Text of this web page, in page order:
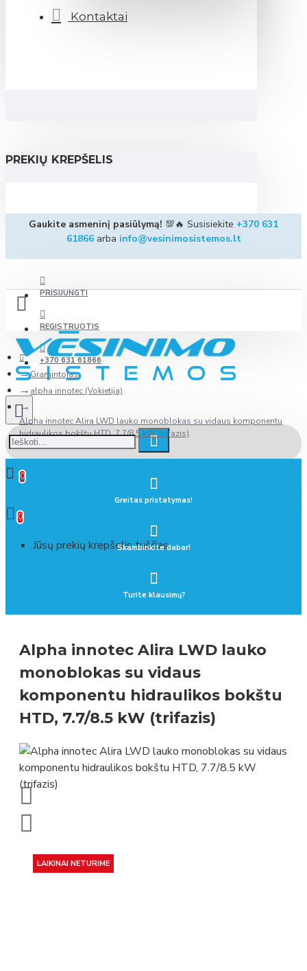
Kontaktai
PREKIŲ KREPŠELIS
Gaukite asmeninį pasiūlymą! 💯🔥 Susisiekite +370 631
61866arba info@vesinimosistemos.lt
PRISIJUNGTI
REGISTRUOTIS
+370 631 61866
0
0
Jūsų prekių krepšelis tuščias
Gramintojas
alpha innotec (Vokietija)
Alpha innotec Alira LWD lauko monoblokas su vidaus komponentu
hidraulikos bokštu HTD, 7.7/8.5 kW (trifazis)
Greitas pristatymas!
Skambinkite dabar!
Turite klausimų?
Alpha innotec Alira LWD lauko
monoblokas su vidaus
komponentu hidraulikos bokštu
HTD, 7.7/8.5 kW (trifazis)
LAIKINAI NETURIME